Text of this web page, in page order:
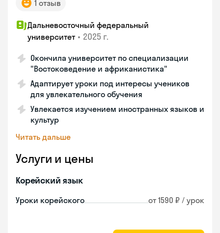
1 отзыв
Дальневосточный федеральный
университет • 2025 г.
Окончила университет по специализации
"Востоковедение и африканистика"
Адаптирует уроки под интересы учеников
для увлекательного обучения
Увлекается изучением иностранных языков и
культур
Читать дальше
Услуги и цены
Корейский язык
Уроки корейского от 1590 ₽ / урок